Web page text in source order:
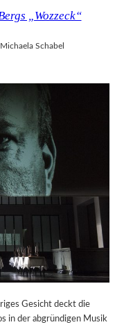
„Wozzeck“
Michaela Schabel
Gesicht deckt die
in der abgründigen Musik